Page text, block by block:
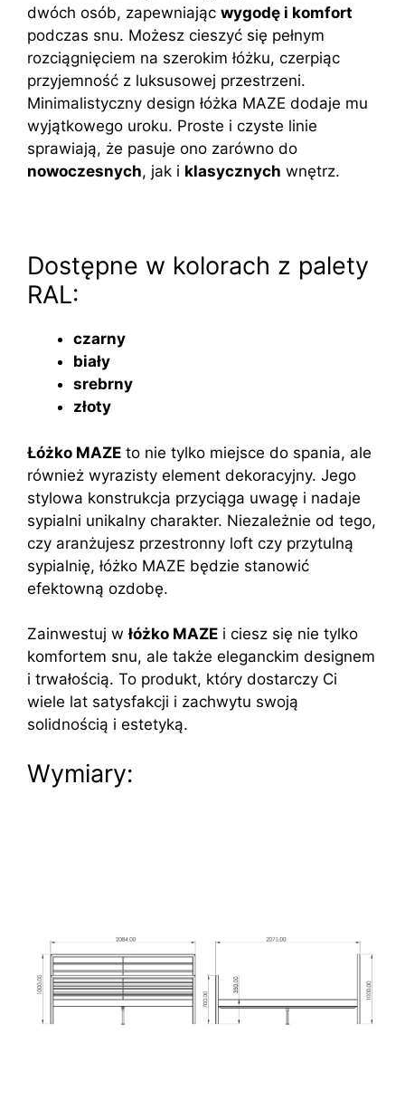
dwóch osób, zapewniając wygodę i komfort
podczas snu. Możesz cieszyć się pełnym
rozciągnięciem na szerokim łóżku, czerpiąc
przyjemność z luksusowej przestrzeni.
Minimalistyczny design łóżka MAZE dodaje mu
wyjątkowego uroku. Proste i czyste linie
sprawiają, że pasuje ono zarówno do
nowoczesnych, jak i klasycznych wnętrz.
Dostępne w kolorach z palety
RAL:
czarny
biały
srebrny
złoty
Łóżko MAZE to nie tylko miejsce do spania, ale
również wyrazisty element dekoracyjny. Jego
stylowa konstrukcja przyciąga uwagę i nadaje
sypialni unikalny charakter. Niezależnie od tego,
czy aranżujesz przestronny loft czy przytulną
sypialnię, łóżko MAZE będzie stanowić
efektowną ozdobę.
Zainwestuj włóżko MAZE i ciesz się nie tylko
komfortem snu, ale także eleganckim designem
i trwałością. To produkt, który dostarczy Ci
wiele lat satysfakcji i zachwytu swoją
solidnością i estetyką.
Wymiary: